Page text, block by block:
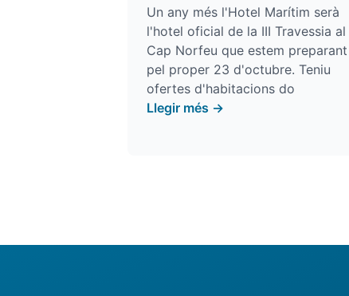
Un any més l'Hotel Marítim serà
l'hotel oficial de la III Travessia al
Cap Norfeu que estem preparant
pel proper 23 d'octubre. Teniu
ofertes d'habitacions do
Llegir més →